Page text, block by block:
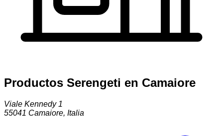
Productos Serengeti en Camaiore
Viale Kennedy 1
55041 Camaiore, Italia